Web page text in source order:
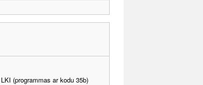
(programmas ar kodu 35b)